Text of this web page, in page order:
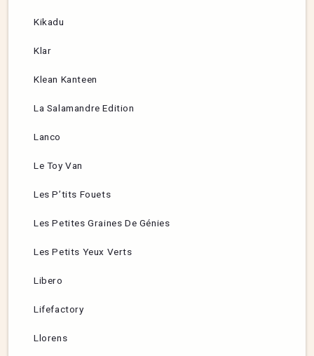
Kikadu
Klar
Klean Kanteen
La Salamandre Edition
Lanco
Le Toy Van
Les P’tits Fouets
Les Petites Graines De Génies
Les Petits Yeux Verts
Libero
Lifefactory
Llorens